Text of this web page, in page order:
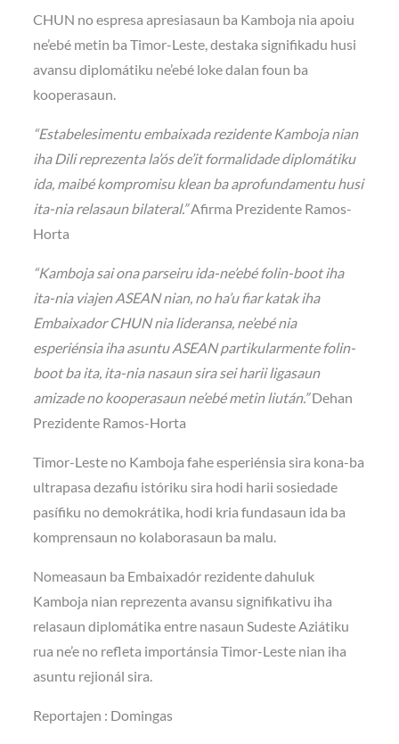
CHUN no espresa apresiasaun ba Kamboja nia apoiu
ne’ebé metin ba Timor-Leste, destaka signifikadu husi
avansu diplomátiku ne’ebé loke dalan foun ba
kooperasaun.
“Estabelesimentu embaixada rezidente Kamboja nian
iha Dili reprezenta la’ós de’it formalidade diplomátiku
ida, maibé kompromisu klean ba aprofundamentu husi
ita-nia relasaun bilateral.”Afirma Prezidente Ramos-
Horta
“Kamboja sai ona parseiru ida-ne’ebé folin-boot iha
ita-nia viajen ASEAN nian, no ha’u fiar katak iha
Embaixador CHUN nia lideransa, ne’ebé nia
esperiénsia iha asuntu ASEAN partikularmente folin-
boot ba ita, ita-nia nasaun sira sei harii ligasaun
amizade no kooperasaun ne’ebé metin liután.”Dehan
Prezidente Ramos-Horta
Timor-Leste no Kamboja fahe esperiénsia sira kona-ba
ultrapasa dezafiu istóriku sira hodi harii sosiedade
pasífiku no demokrátika, hodi kria fundasaun ida ba
komprensaun no kolaborasaun ba malu.
Nomeasaun ba Embaixadór rezidente dahuluk
Kamboja nian reprezenta avansu signifikativu iha
relasaun diplomátika entre nasaun Sudeste Aziátiku
rua ne’e no refleta importánsia Timor-Leste nian iha
asuntu rejionál sira.
Reportajen : Domingas